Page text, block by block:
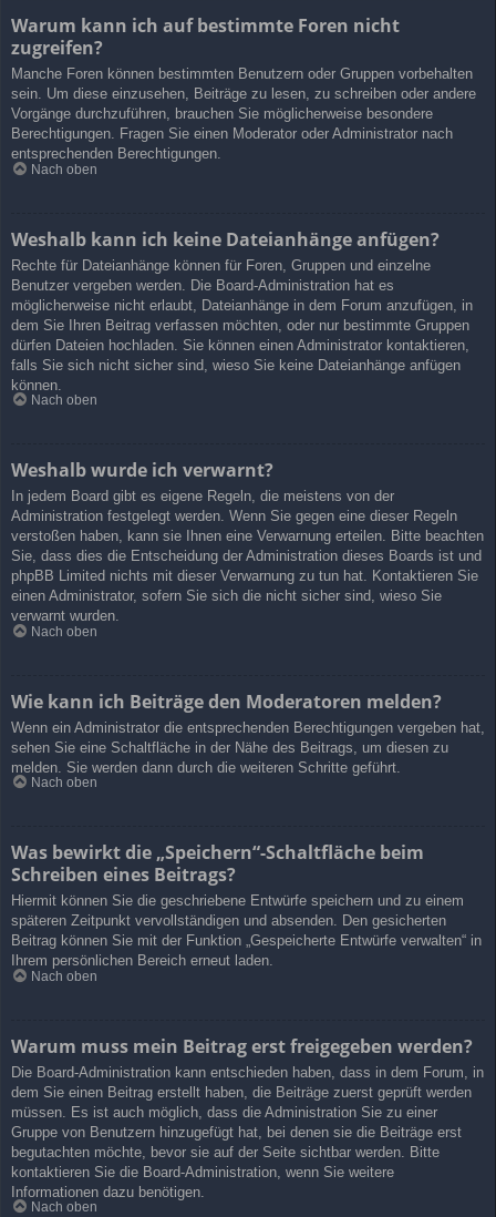
Warum kann ich auf bestimmte Foren nicht
zugreifen?
Manche Foren können bestimmten Benutzern oder Gruppen vorbehalten
sein. Um diese einzusehen, Beiträge zu lesen, zu schreiben oder andere
Vorgänge durchzuführen, brauchen Sie möglicherweise besondere
Berechtigungen. Fragen Sie einen Moderator oder Administrator nach
entsprechenden Berechtigungen.
Nach oben
Weshalb kann ich keine Dateianhänge anfügen?
Rechte für Dateianhänge können für Foren, Gruppen und einzelne
Benutzer vergeben werden. Die Board-Administration hat es
möglicherweise nicht erlaubt, Dateianhänge in dem Forum anzufügen, in
dem Sie Ihren Beitrag verfassen möchten, oder nur bestimmte Gruppen
dürfen Dateien hochladen. Sie können einen Administrator kontaktieren,
falls Sie sich nicht sicher sind, wieso Sie keine Dateianhänge anfügen
können.
Nach oben
Weshalb wurde ich verwarnt?
In jedem Board gibt es eigene Regeln, die meistens von der
Administration festgelegt werden. Wenn Sie gegen eine dieser Regeln
verstoßen haben, kann sie Ihnen eine Verwarnung erteilen. Bitte beachten
Sie, dass dies die Entscheidung der Administration dieses Boards ist und
phpBB Limited nichts mit dieser Verwarnung zu tun hat. Kontaktieren Sie
einen Administrator, sofern Sie sich die nicht sicher sind, wieso Sie
verwarnt wurden.
Nach oben
Wie kann ich Beiträge den Moderatoren melden?
Wenn ein Administrator die entsprechenden Berechtigungen vergeben hat,
sehen Sie eine Schaltfläche in der Nähe des Beitrags, um diesen zu
melden. Sie werden dann durch die weiteren Schritte geführt.
Nach oben
Was bewirkt die „Speichern“-Schaltfläche beim
Schreiben eines Beitrags?
Hiermit können Sie die geschriebene Entwürfe speichern und zu einem
späteren Zeitpunkt vervollständigen und absenden. Den gesicherten
Beitrag können Sie mit der Funktion „Gespeicherte Entwürfe verwalten“ in
Ihrem persönlichen Bereich erneut laden.
Nach oben
Warum muss mein Beitrag erst freigegeben werden?
Die Board-Administration kann entschieden haben, dass in dem Forum, in
dem Sie einen Beitrag erstellt haben, die Beiträge zuerst geprüft werden
müssen. Es ist auch möglich, dass die Administration Sie zu einer
Gruppe von Benutzern hinzugefügt hat, bei denen sie die Beiträge erst
begutachten möchte, bevor sie auf der Seite sichtbar werden. Bitte
kontaktieren Sie die Board-Administration, wenn Sie weitere
Informationen dazu benötigen.
Nach oben